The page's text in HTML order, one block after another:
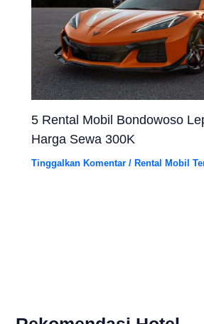
5 Rental Mobil Bondowoso
Harga Sewa 300K
Tinggalkan Komentar / Rental Mobil